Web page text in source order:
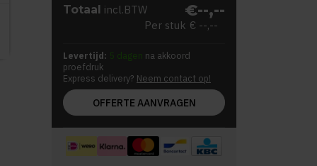
Totaal incl.BTW €--,--
Per stuk € --,--
Levertijd: 5 dagen na akkoord
proefdruk
Express delivery? Neem contact op!
OFFERTE AANVRAGEN